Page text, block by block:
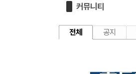
커뮤니티
전체 공지